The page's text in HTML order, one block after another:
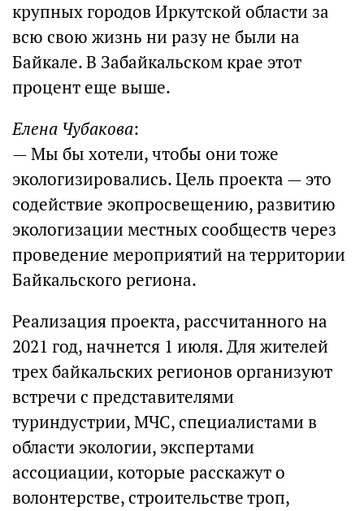
крупных городов Иркутской области за
всю свою жизнь ни разу не были на
Байкале. В Забайкальском крае этот
процент еще выше.
Елена Чубакова:
— Мы бы хотели, чтобы они тоже
экологизировались. Цель проекта — это
содействие экопросвещению, развитию
экологизации местных сообществ через
проведение мероприятий на территории
Байкальского региона.
Реализация проекта, рассчитанного на
2021 год, начнется 1 июля. Для жителей
трех байкальских регионов организуют
встречи с представителями
туриндустрии, МЧС, специалистами в
области экологии, экспертами
ассоциации, которые расскажут о
волонтерстве, строительстве троп,